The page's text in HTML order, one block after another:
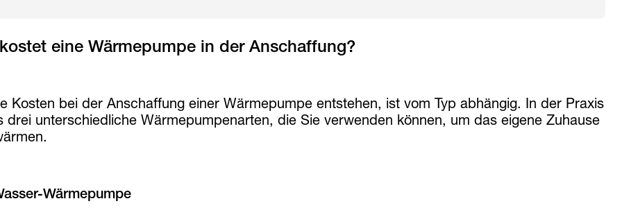
eine Wärmepumpe in der Anschaffung?
Kosten bei der Anschaffung einer Wärmepumpe entstehen, ist vom Typ abhängig. In der Praxis
drei unterschiedliche Wärmepumpenarten, die Sie verwenden können, um das eigene Zuhause
Wärmepumpe